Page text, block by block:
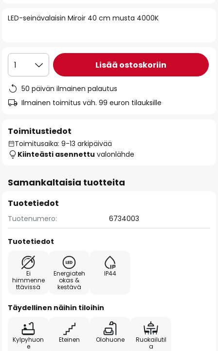
the
LED-seinävalaisin Miroir 40 cm musta 4000K
1 Lisää ostoskoriin
50 päivän ilmainen palautus
Ilmainen toimitus väh. 99 euron tilauksille
Toimitustiedot
Toimitusaika: 9-13 arkipäivää
Kiinteästi asennettu valonlähde
Samankaltaisia tuotteita
Tuotetiedot
Tuotenumero: 6734003
Tuotetiedot
Ei
himmenne
ttävissä
Energiateh
okas &
kestävä
IP44
Täydellinen näihin tiloihin
Kylpyhuon
e
Eteinen Olohuone
Ruokailutil
a